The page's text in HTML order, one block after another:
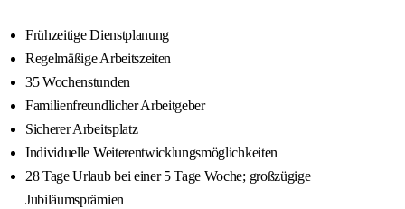
Frühzeitige Dienstplanung
Regelmäßige Arbeitszeiten
35 Wochenstunden
Familienfreundlicher Arbeitgeber
Sicherer Arbeitsplatz
Individuelle Weiterentwicklungsmöglichkeiten
28 Tage Urlaub bei einer 5 Tage Woche; großzügige
Jubiläumsprämien